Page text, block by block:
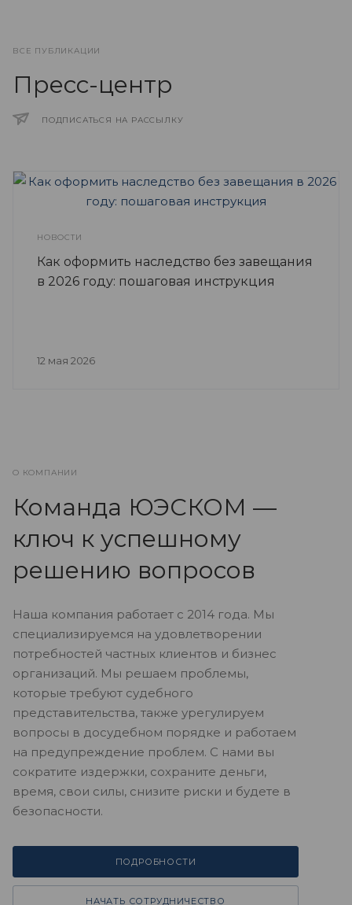
ВСЕ ПУБЛИКАЦИИ
Пресс-центр
ПОДПИСАТЬСЯ НА РАССЫЛКУ
НОВОСТИ
Как оформить наследство без завещания
в 2026 году: пошаговая инструкция
12 мая 2026
О КОМПАНИИ
Команда ЮЭСКОМ —
ключ к успешному
решению вопросов
Наша компания работает с 2014 года. Мы
специализируемся на удовлетворении
потребностей частных клиентов и бизнес
организаций. Мы решаем проблемы,
которые требуют судебного
представительства, также урегулируем
вопросы в досудебном порядке и работаем
на предупреждение проблем. С нами вы
сократите издержки, сохраните деньги,
время, свои силы, снизите риски и будете в
безопасности.
ПОДРОБНОСТИ
НАЧАТЬ СОТРУДНИЧЕСТВО